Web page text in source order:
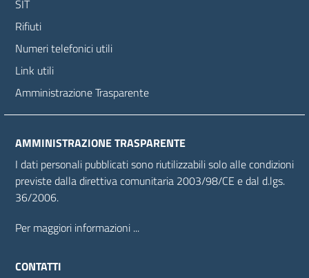
SIT
Rifiuti
Numeri telefonici utili
Link utili
Amministrazione Trasparente
AMMINISTRAZIONE TRASPARENTE
I dati personali pubblicati sono riutilizzabili solo alle condizioni
previste dalla direttiva comunitaria 2003/98/CE e dal d.lgs.
36/2006.
Per maggiori informazioni ...
CONTATTI